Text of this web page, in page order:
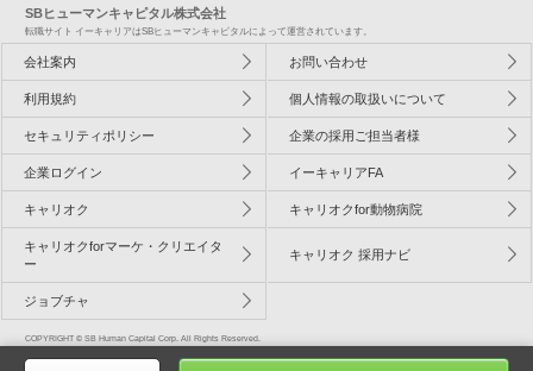
SBヒューマンキャピタル株式会社
転職サイト イーキャリアはSBヒューマンキャピタルによって運営されています。
会社案内 お問い合わせ
利用規約 個人情報の取扱いについて
セキュリティポリシー 企業の採用ご担当者様
企業ログイン イーキャリアFA
キャリオク キャリオクfor動物病院
キャリオクforマーケ・クリエイタ
ー
キャリオク 採用ナビ
ジョブチャ
COPYRIGHT © SB Human Capital Corp. All Rights Reserved.